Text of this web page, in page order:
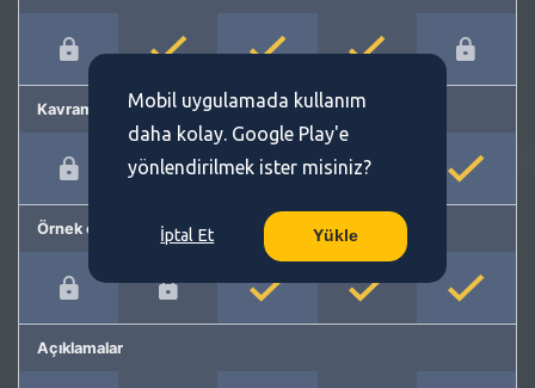
Kavram önerme
Örnek cümleler
Açıklamalar
Mobil uygulamada kullanım
daha kolay. Google Play'e
yönlendirilmek ister misiniz?
İptal Et Yükle